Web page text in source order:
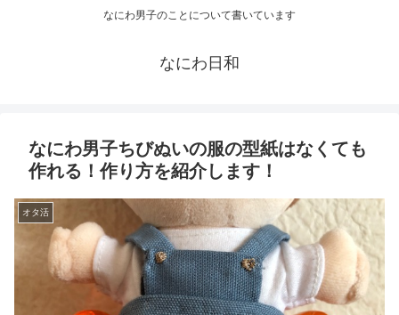
なにわ男子のことについて書いています
なにわ日和
なにわ男子ちびぬいの服の型紙はなくても
作れる！作り方を紹介します！
オタ活